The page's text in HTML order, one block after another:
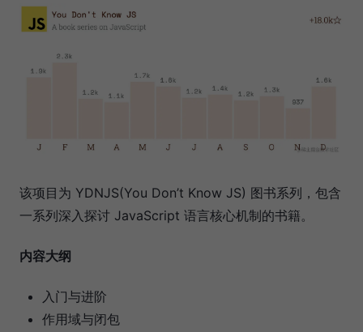
该项目为 YDNJS(You Don’t Know JS) 图书系列，包含
一系列深入探讨 JavaScript 语言核心机制的书籍。
内容大纲
入门与进阶
作用域与闭包